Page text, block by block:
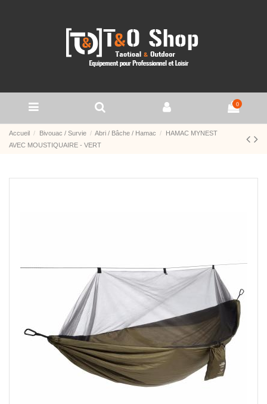
0
Accueil Bivouac / Survie Abri / Bâche / Hamac
HAMAC MYNEST
AVEC MOUSTIQUAIRE - VERT